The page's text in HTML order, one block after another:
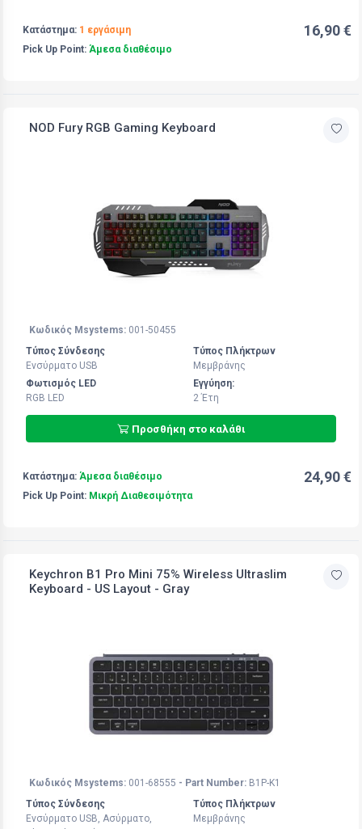
Κατάστημα: 1 εργάσιμη
Pick Up Point: Άμεσα διαθέσιμο
16,90 €
NOD Fury RGB Gaming Keyboard
Κωδικός Msystems: 001-50455
Τύπος Σύνδεσης
Ενσύρματο USB
Τύπος Πλήκτρων
Μεμβράνης
Φωτισμός LED
RGB LED
Εγγύηση:
2 Έτη
Προσθήκη στο καλάθι
Κατάστημα: Άμεσα διαθέσιμο
Pick Up Point: Μικρή Διαθεσιμότητα
24,90 €
Keychron B1 Pro Mini 75% Wireless Ultraslim
Keyboard - US Layout - Gray
Κωδικός Msystems: 001-68555 - Part Number: B1P-K1
Τύπος Σύνδεσης
Ενσύρματο USB, Ασύρματο,
Τύπος Πλήκτρων
Μεμβράνης